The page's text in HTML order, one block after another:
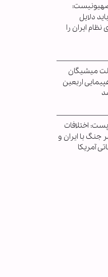
دلایل
ایران را
میشیگان
اربعین
اختلافات
جنگ با ایران و
آمریکا